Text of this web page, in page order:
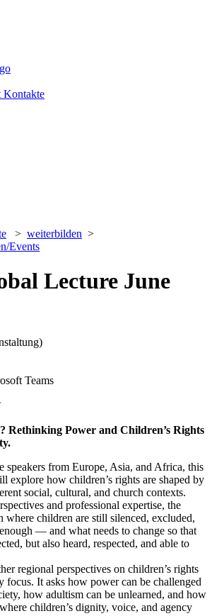
Kontakte
> weiterbilden >
Events
Lecture June
Teams
Rethinking Power and Children’s Rights
speakers from Europe, Asia, and Africa, this
explore how children’s rights are shaped by
social, cultural, and church contexts.
and professional expertise, the
where children are still silenced, excluded,
— and what needs to change so that
but also heard, respected, and able to
regional perspectives on children’s rights
focus. It asks how power can be challenged
how adultism can be unlearned, and how
children’s dignity, voice, and agency